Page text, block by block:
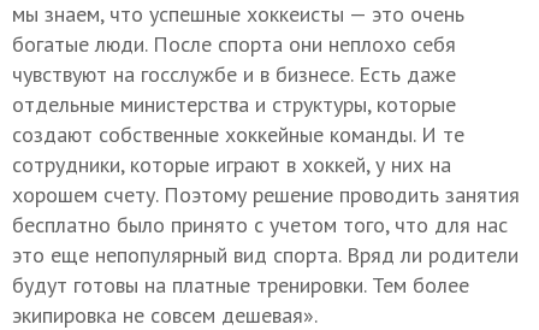
мы знаем, что успешные хоккеисты — это очень
богатые люди. После спорта они неплохо себя
чувствуют на госслужбе и в бизнесе. Есть даже
отдельные министерства и структуры, которые
создают собственные хоккейные команды. И те
сотрудники, которые играют в хоккей, у них на
хорошем счету. Поэтому решение проводить занятия
бесплатно было принято с учетом того, что для нас
это еще непопулярный вид спорта. Вряд ли родители
будут готовы на платные тренировки. Тем более
экипировка не совсем дешевая».